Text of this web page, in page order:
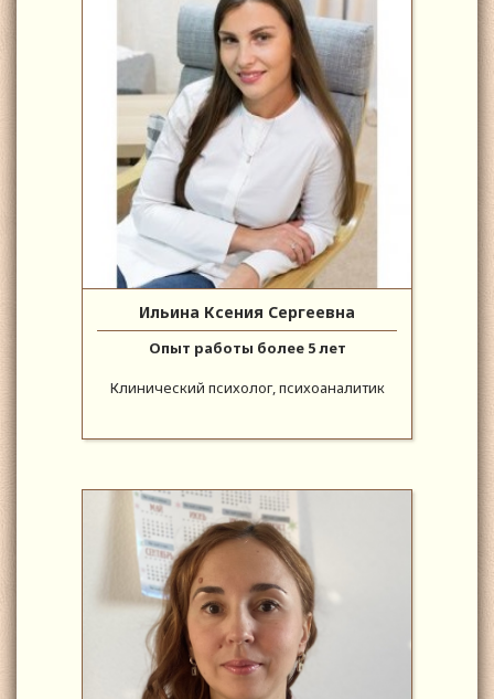
Ильина Ксения Сергеевна
Опыт работы более 5 лет
Клинический психолог, психоаналитик